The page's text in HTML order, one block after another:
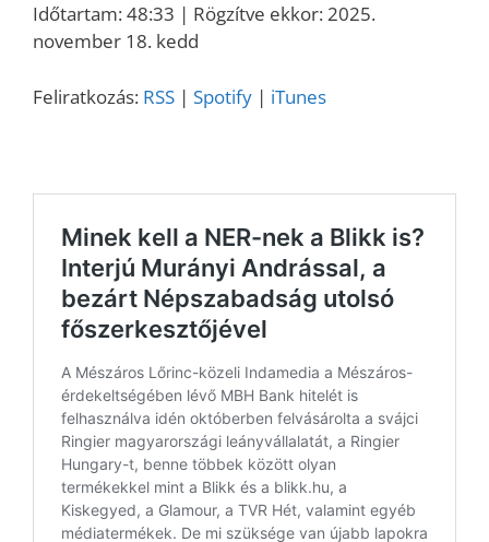
RSS
MEGOSZT
ÁS
LINK
Időtartam: 48:33 | Rögzítve ekkor: 2025.
november 18. kedd
Feliratkozás: RSS | Spotify | iTunes